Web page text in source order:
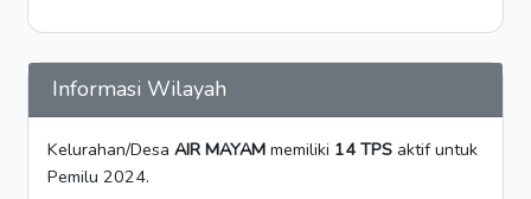
Informasi Wilayah
Kelurahan/Desa AIR MAYAM memiliki 14 TPS aktif untuk
Pemilu 2024.